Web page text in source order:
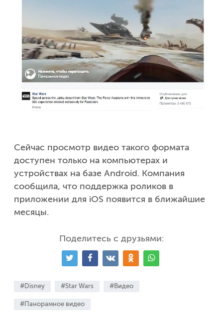
Сейчас просмотр видео такого формата
доступен только на компьютерах и
устройствах на базе Android. Компания
сообщила, что поддержка роликов в
приложении для iOS появится в ближайшие
месяцы.
Поделитесь с друзьями:
#Disney #Star Wars #Видео
#Панорамное видео